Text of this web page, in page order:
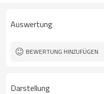
Auswertung
BEWERTUNG HINZUFÜGEN
Darstellung